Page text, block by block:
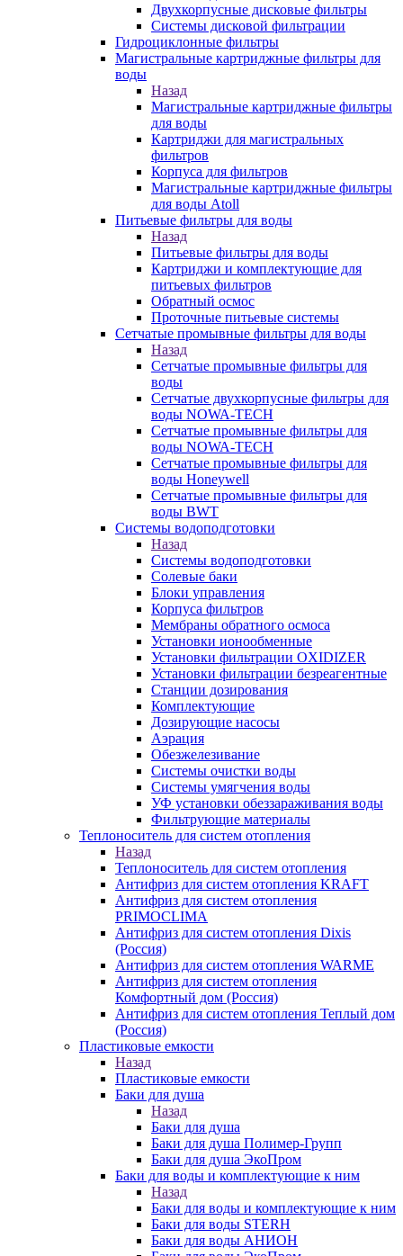
Двухкорпусные дисковые фильтры
Системы дисковой фильтрации
Гидроциклонные фильтры
Магистральные картриджные фильтры для
воды
Назад
Магистральные картриджные фильтры
для воды
Картриджи для магистральных
фильтров
Корпуса для фильтров
Магистральные картриджные фильтры
для воды Atoll
Питьевые фильтры для воды
Назад
Питьевые фильтры для воды
Картриджи и комплектующие для
питьевых фильтров
Обратный осмос
Проточные питьевые системы
Сетчатые промывные фильтры для воды
Назад
Сетчатые промывные фильтры для
воды
Сетчатые двухкорпусные фильтры для
воды NOWA-TECH
Сетчатые промывные фильтры для
воды NOWA-TECH
Сетчатые промывные фильтры для
воды Honeywell
Сетчатые промывные фильтры для
воды BWT
Системы водоподготовки
Назад
Системы водоподготовки
Солевые баки
Блоки управления
Корпуса фильтров
Мембраны обратного осмоса
Установки ионообменные
Установки фильтрации OXIDIZER
Установки фильтрации безреагентные
Станции дозирования
Комплектующие
Дозирующие насосы
Аэрация
Обезжелезивание
Системы очистки воды
Системы умягчения воды
УФ установки обеззараживания воды
Фильтрующие материалы
Теплоноситель для систем отопления
Назад
Теплоноситель для систем отопления
Антифриз для систем отопления KRAFT
Антифриз для систем отопления
PRIMOCLIMA
Антифриз для систем отопления Dixis
(Россия)
Антифриз для систем отопления WARME
Антифриз для систем отопления
Комфортный дом (Россия)
Антифриз для систем отопления Теплый дом
(Россия)
Пластиковые емкости
Назад
Пластиковые емкости
Баки для душа
Назад
Баки для душа
Баки для душа Полимер-Групп
Баки для душа ЭкоПром
Баки для воды и комплектующие к ним
Назад
Баки для воды и комплектующие к ним
Баки для воды STERH
Баки для воды АНИОН